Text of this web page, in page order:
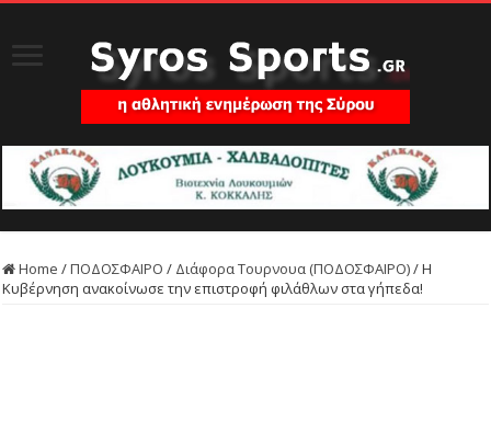
Home /ΠΟΔΟΣΦΑΙΡΟ / Διάφορα Τουρνουα (ΠΟΔΟΣΦΑΙΡΟ)/Η
Κυβέρνηση ανακοίνωσε την επιστροφή φιλάθλων στα γήπεδα!